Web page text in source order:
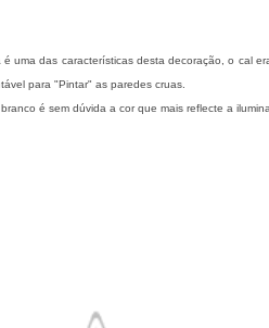
é uma das características desta decoração, o cal
para "Pintar" as paredes cruas.
é sem dúvida a cor que mais reflecte a